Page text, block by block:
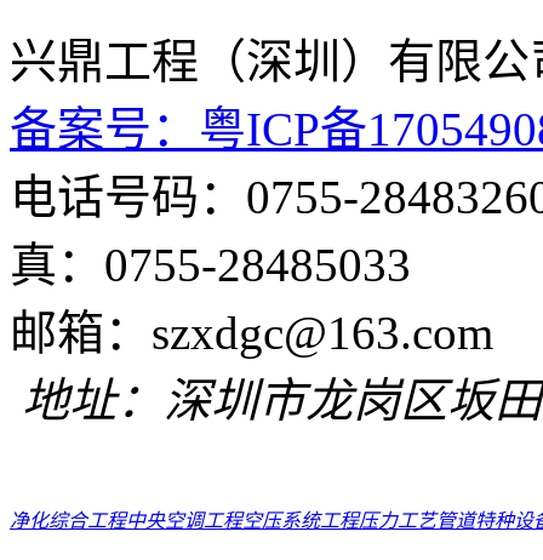
兴鼎工程（深圳
备案号：粤ICP备
电话号码：
真：0755-28485033
邮箱：
地址：深圳市龙岗区坂
净化综合工程中央空调工程空压系统工程压力工艺管道特种设